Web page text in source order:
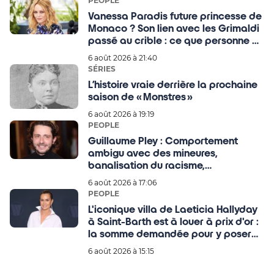
Vanessa Paradis future princesse de
Monaco ? Son lien avec les Grimaldi
passé au crible : ce que personne ou
presque n'avait imaginé
6 août 2026 à 21:40
SÉRIES
L’histoire vraie derrière la prochaine
saison de « Monstres »
6 août 2026 à 19:19
PEOPLE
Guillaume Pley : Comportement
ambigu avec des mineures,
banalisation du racisme,
management toxique… le fondateur
du média Legend en ligne de mire !
6 août 2026 à 17:06
PEOPLE
L'iconique villa de Laeticia Hallyday
à Saint-Barth est à louer à prix d'or :
la somme demandée pour y poser
ses valises donne le tournis
6 août 2026 à 15:15